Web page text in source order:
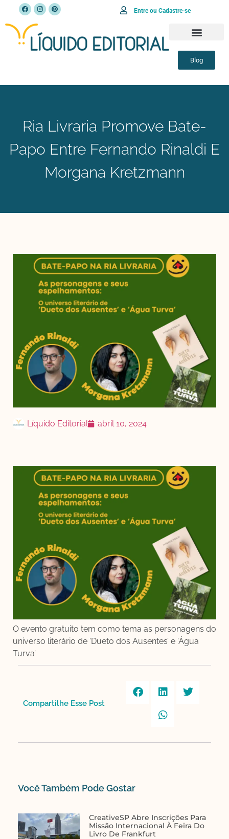
Entre ou Cadastre-se
Blog
Ria Livraria Promove Bate-
Papo Entre Fernando Rinaldi E
Morgana Kretzmann
Líquido Editorial abril 10, 2024
O evento gratuito tem como tema as personagens do
universo literário de ‘Dueto dos Ausentes’ e ‘Água
Turva’
Compartilhe Esse Post​
Você Também Pode Gostar​
CreativeSP Abre Inscrições Para
Missão Internacional À Feira Do
Livro De Frankfurt